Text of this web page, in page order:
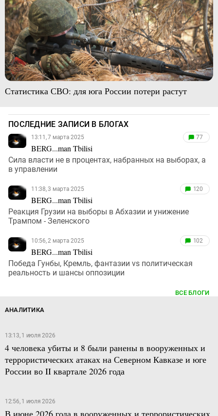
Статистика СВО: для юга России потери растут
ПОСЛЕДНИЕ ЗАПИСИ В БЛОГАХ
13:11, 7 марта 2025
BERG...man Tbilisi
77
Сила власти не в процентах, набранных на выборах, а
в управлении
11:38, 3 марта 2025
BERG...man Tbilisi
120
Реакция Грузии на выборы в Абхазии и унижение
Трампом - Зеленского
10:56, 2 марта 2025
BERG...man Tbilisi
102
Победа Гунбы, Кремль, фантазии vs политическая
реальность и шансы оппозиции
ВСЕ БЛОГИ
АНАЛИТИКА
13:13, 1 июля 2026
4 человека убиты и 8 были ранены в вооруженных и
террористических атаках на Северном Кавказе и юге
России во II квартале 2026 года
12:56, 1 июля 2026
В июне 2026 года в вооруженных и террористических